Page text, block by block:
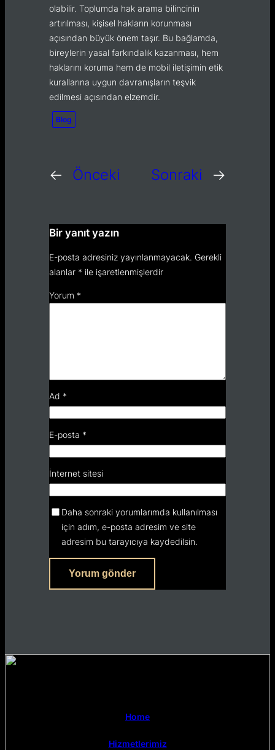
olabilir. Toplumda hak arama bilincinin
artırılması, kişisel hakların korunması
açısından büyük önem taşır. Bu bağlamda,
bireylerin yasal farkındalık kazanması, hem
haklarını koruma hem de mobil iletişimin etik
kurallarına uygun davranışların teşvik
edilmesi açısından elzemdir.
Blog
← Önceki Sonraki →
Bir yanıt yazın
E-posta adresiniz yayınlanmayacak. Gerekli
alanlar * ile işaretlenmişlerdir
Yorum *
Ad *
E-posta *
İnternet sitesi
Daha sonraki yorumlarımda kullanılması
için adım, e-posta adresim ve site
adresim bu tarayıcıya kaydedilsin.
Home
Hizmetlerimiz